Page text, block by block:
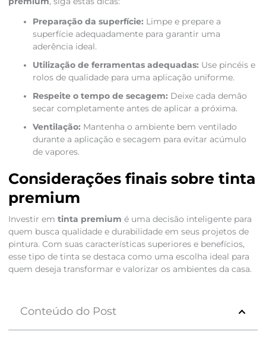
Preparação da superfície: Limpe e prepare a
superfície adequadamente para garantir uma
aderência ideal.
Utilização de ferramentas adequadas: Use pincéis e
rolos de qualidade para uma aplicação uniforme.
Respeite o tempo de secagem: Deixe cada demão
secar completamente antes de aplicar a próxima.
Ventilação: Mantenha o ambiente bem ventilado
durante a aplicação e secagem para evitar acúmulo
de vapores.
Considerações finais sobre tinta
premium
Investir em tinta premium é uma decisão inteligente para
quem busca qualidade e durabilidade em seus projetos de
pintura. Com suas características superiores e benefícios,
esse tipo de tinta se destaca como uma escolha ideal para
quem deseja transformar e valorizar os ambientes da casa.
Conteúdo do Post